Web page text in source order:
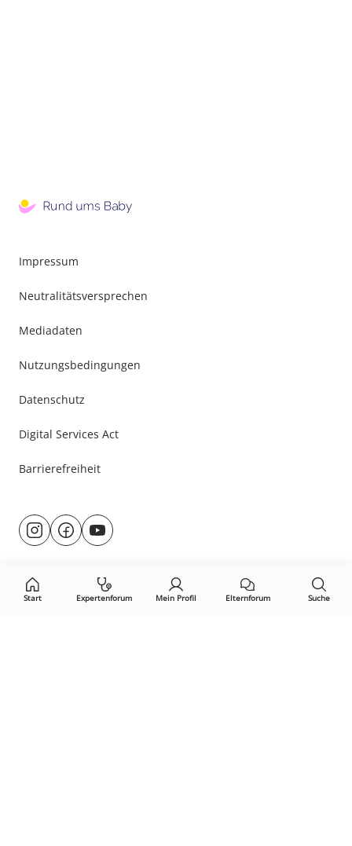
Start Expertenforum Mein Profil Elternforum Suche
Impressum
Neutralitätsversprechen
Mediadaten
Nutzungsbedingungen
Datenschutz
Digital Services Act
Barrierefreiheit
Besuche
uns@rund.ums.baby
facebook.com/rundumsbaby.de
youtube.com/@rundumsbaby_